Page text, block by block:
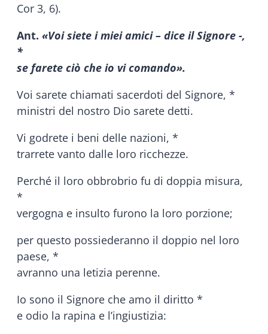
Cor 3, 6).
Ant. «Voi siete i miei amici – dice il Signore -,
*
se farete ciò che io vi comando».
Voi sarete chiamati sacerdoti del Signore, *
ministri del nostro Dio sarete detti.
Vi godrete i beni delle nazioni, *
trarrete vanto dalle loro ricchezze.
Perché il loro obbrobrio fu di doppia misura,
*
vergogna e insulto furono la loro porzione;
per questo possiederanno il doppio nel loro
paese, *
avranno una letizia perenne.
Io sono il Signore che amo il diritto *
e odio la rapina e l’ingiustizia: